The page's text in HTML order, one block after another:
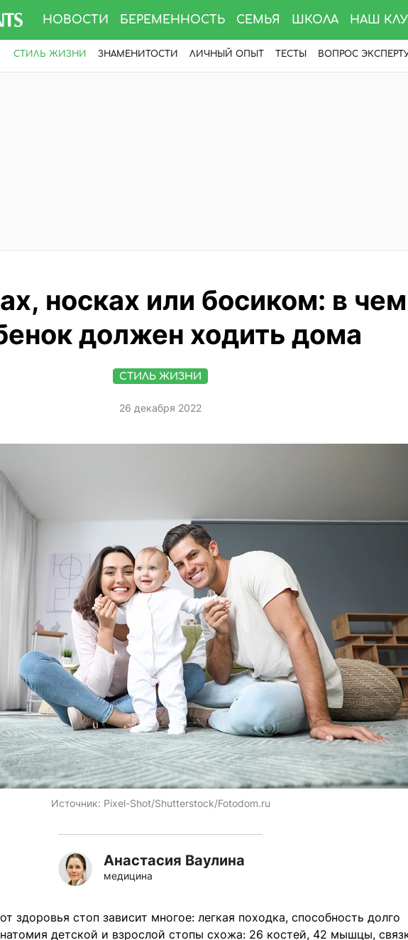
НОВОСТИ БЕРЕМЕННОСТЬ СЕМЬЯ ШКОЛА НАШ
СТИЛЬ ЖИЗНИ ЗНАМЕНИТОСТИ ЛИЧНЫЙ ОПЫТ ТЕСТЫ ВОПРОС
носках или босиком: в чем
должен ходить дома
СТИЛЬ ЖИЗНИ
26 декабря 2022
Источник: Pixel-Shot/Shutterstock/Fotodom.ru
Анастасия Ваулина
медицина
здоровья стоп зависит многое: легкая походка, способность долго
детской и взрослой стопы схожа: 26 костей, 42 мышцы,